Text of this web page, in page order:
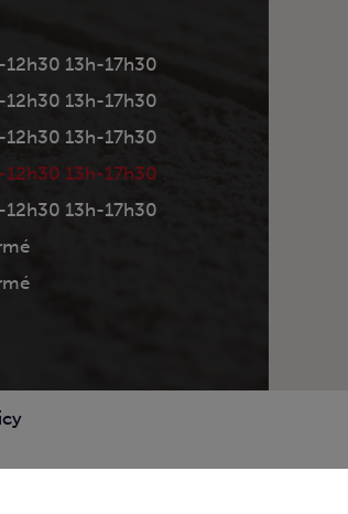
12h30 13h-17h30
12h30 13h-17h30
12h30 13h-17h30
12h30 13h-17h30
12h30 13h-17h30